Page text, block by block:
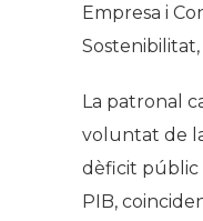
Empresa i
La patronal
voluntat de
dèficit públic
PIB,